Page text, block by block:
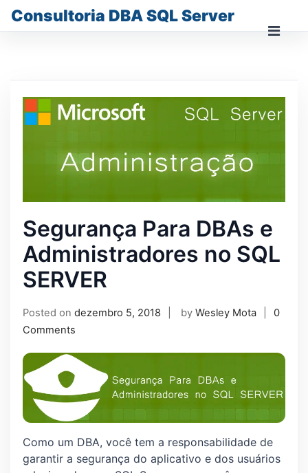
content
Consultoria DBA SQL Server
Segurança Para DBAs e
Administradores no SQL
SERVER
Posted on dezembro 5, 2018 by Wesley Mota
0
Comments
Como um DBA, você tem a responsabilidade de
garantir a segurança do aplicativo e dos usuários